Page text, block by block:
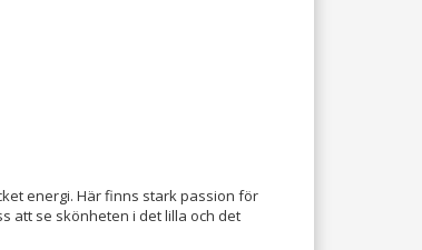
energi. Här finns stark passion för
att se skönheten i det lilla och det